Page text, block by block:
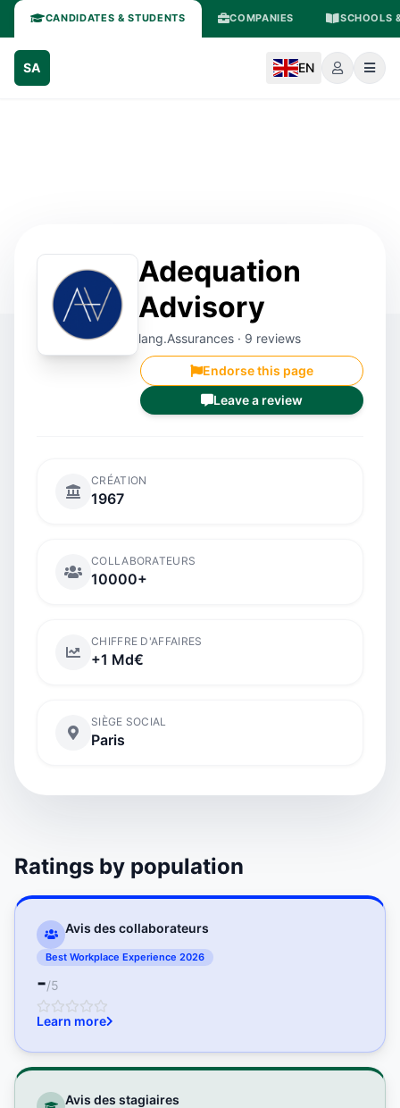
CANDIDATES & STUDENTS COMPANIES SCHOOLS
SA EN
Adequation
Advisory
lang.Assurances · 9 reviews
Endorse this page
Leave a review
CRÉATION
1967
COLLABORATEURS
10000+
CHIFFRE D'AFFAIRES
+1 Md€
SIÈGE SOCIAL
Paris
Ratings by population
Avis des collaborateurs
Best Workplace Experience 2026
-/5
Learn more
Avis des stagiaires